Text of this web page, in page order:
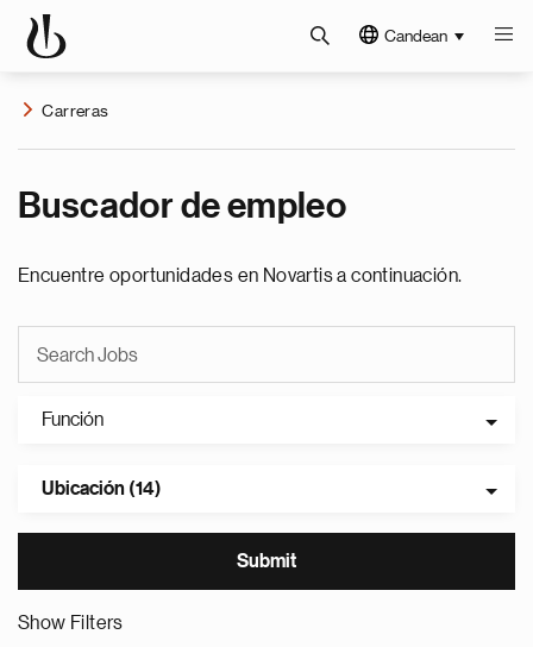
Candean
Carreras
Buscador de empleo
Encuentre oportunidades en Novartis a continuación.
Función
Ubicación (14)
Show Filters